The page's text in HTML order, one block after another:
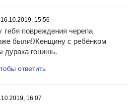
16.10.2019, 15:56
тебя повреждения черепа
были!Женщину с ребёнком
дурака гонишь.
ответить
16:07